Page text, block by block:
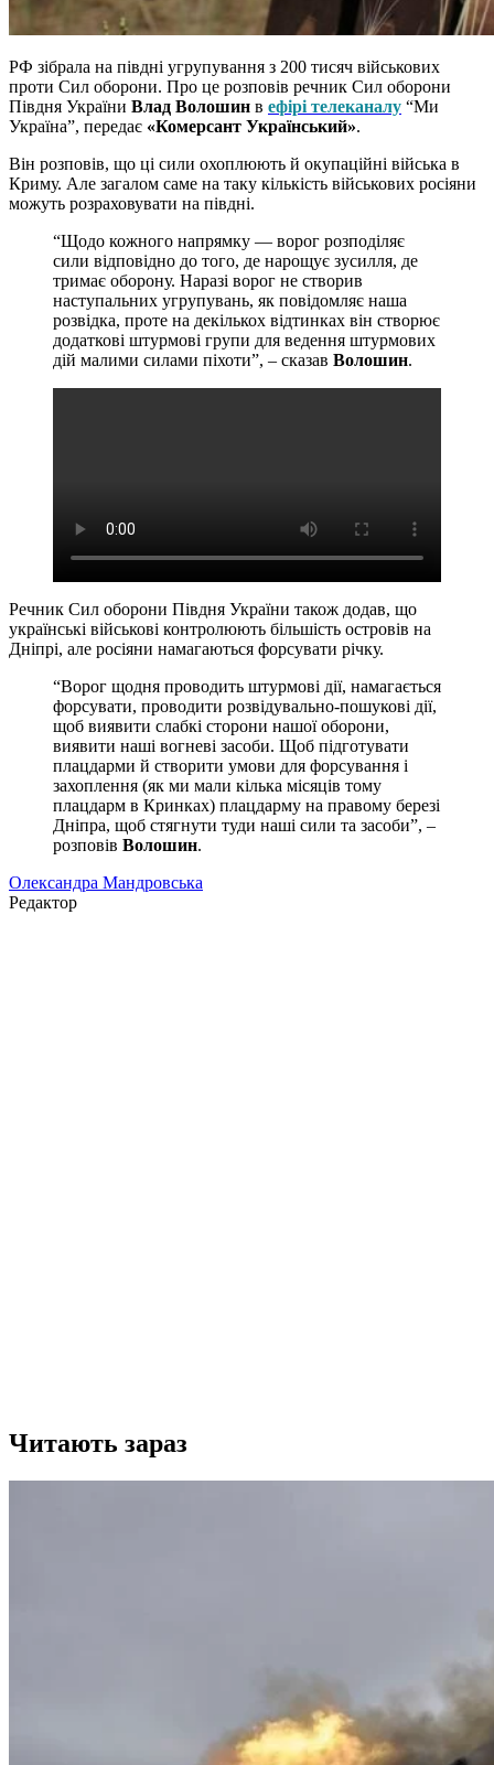
РФ зібрала на півдні угрупування з 200 тисяч військових
проти Сил оборони. Про це розповів речник Сил оборони
Півдня України Влад Волошин в ефірі телеканалу “Ми
Україна”, передає «Комерсант Український».
Він розповів, що ці сили охоплюють й окупаційні війська в
Криму. Але загалом саме на таку кількість військових росіяни
можуть розраховувати на півдні.
“Щодо кожного напрямку — ворог розподіляє
сили відповідно до того, де нарощує зусилля, де
тримає оборону. Наразі ворог не створив
наступальних угрупувань, як повідомляє наша
розвідка, проте на декількох відтинках він створює
додаткові штурмові групи для ведення штурмових
дій малими силами піхоти”, – сказав Волошин.
Речник Сил оборони Півдня України також додав, що
українські військові контролюють більшість островів на
Дніпрі, але росіяни намагаються форсувати річку.
“Ворог щодня проводить штурмові дії, намагається
форсувати, проводити розвідувально-пошукові дії,
щоб виявити слабкі сторони нашої оборони,
виявити наші вогневі засоби. Щоб підготувати
плацдарми й створити умови для форсування і
захоплення (як ми мали кілька місяців тому
плацдарм в Кринках) плацдарму на правому березі
Дніпра, щоб стягнути туди наші сили та засоби”, –
розповів Волошин.
Олександра Мандровська
Редактор
Читають зараз